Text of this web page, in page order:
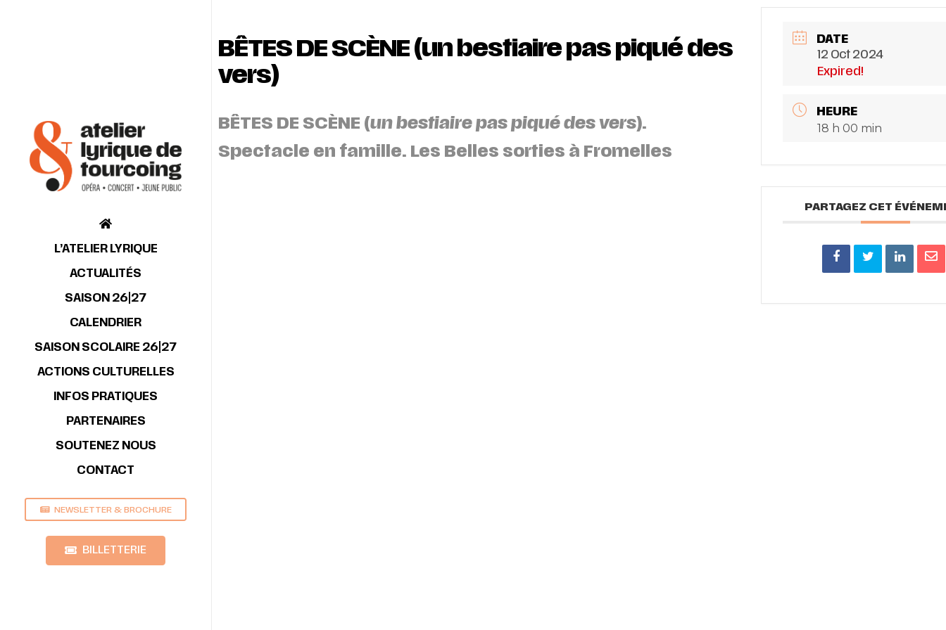
L’ATELIER LYRIQUE
ACTUALITÉS
SAISON 26|27
CALENDRIER
SAISON SCOLAIRE 26|27
ACTIONS CULTURELLES
INFOS PRATIQUES
PARTENAIRES
SOUTENEZ NOUS
CONTACT
NEWSLETTER & BROCHURE
BILLETTERIE
BÊTES DE SCÈNE (un bestiaire pas piqué des
vers)
BÊTES DE SCÈNE (unbestiaire pas piqué des vers).
Spectacle en famille. Les Belles sorties à Fromelles
DATE
12 Oct 2024
Expired!
HEURE
18 h 00 min
PARTAGEZ CET